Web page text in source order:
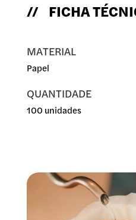
// FICHA
MATERIAL
Papel
QUANTIDADE
100 unidades